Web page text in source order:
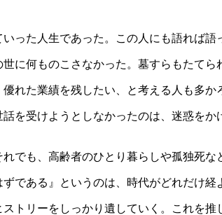
った人生であった。この人にも語れば
に何ものこさなかった。墓すらもたてら
れた業績を残したい、と考える人も多か
を受けようとしなかったのは、迷惑を
でも、高齢者のひとり暮らしや孤独死
である』というのは、時代がどれだけ
トリーをしっかり遺していく。これを